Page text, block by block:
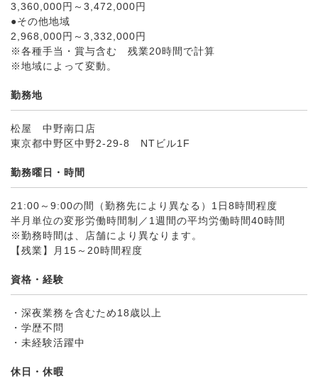
3,360,000円～3,472,000円
●その他地域
2,968,000円～3,332,000円
※各種手当・賞与含む 残業20時間で計算
※地域によって変動。
勤務地
松屋 中野南口店
東京都中野区中野2-29-8 NTビル1F
勤務曜日・時間
21:00～9:00の間（勤務先により異なる）1日8時間程度
半月単位の変形労働時間制／1週間の平均労働時間40時間
※勤務時間は、店舗により異なります。
【残業】月15～20時間程度
資格・経験
・深夜業務を含むため18歳以上
・学歴不問
・未経験活躍中
休日・休暇